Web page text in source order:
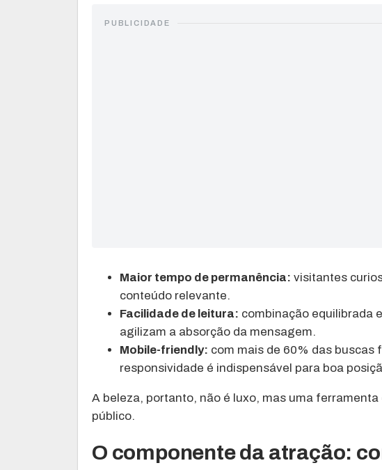
PUBLICIDADE
Maior tempo de permanência: visitantes
conteúdo relevante.
Facilidade de leitura: combinação equilibrada
agilizam a absorção da mensagem.
Mobile-friendly: com mais de 60% das buscas
responsividade é indispensável para boa
A beleza, portanto, não é luxo, mas uma
público.
O componente da atração: